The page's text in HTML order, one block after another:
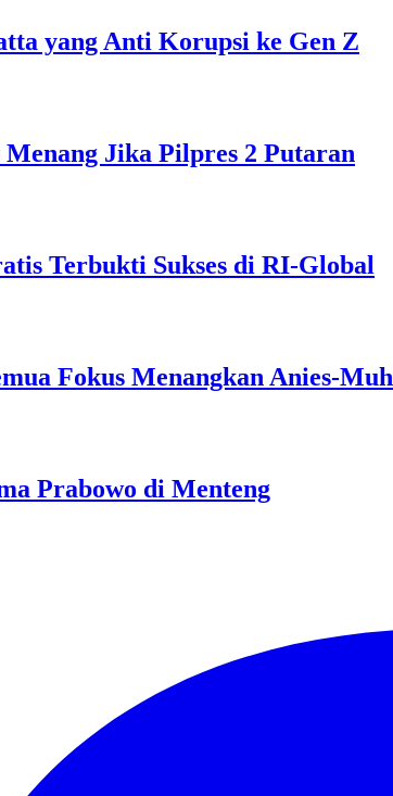
yang Anti Korupsi ke Gen Z
Jika Pilpres 2 Putaran
Terbukti Sukses di RI-Global
Fokus Menangkan Anies-
Prabowo di Menteng